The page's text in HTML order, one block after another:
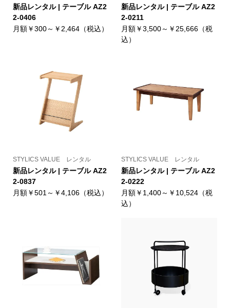
新品レンタル | テーブル AZ2
2-0406
月額￥300～￥2,464（税込）
新品レンタル | テーブル AZ2
2-0211
月額￥3,500～￥25,666（税
込）
STYLICS VALUE レンタル
新品レンタル | テーブル AZ2
2-0837
月額￥501～￥4,106（税込）
STYLICS VALUE レンタル
新品レンタル | テーブル AZ2
2-0222
月額￥1,400～￥10,524（税
込）